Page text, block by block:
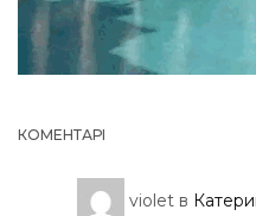
КОМЕНТАРІ
violet в